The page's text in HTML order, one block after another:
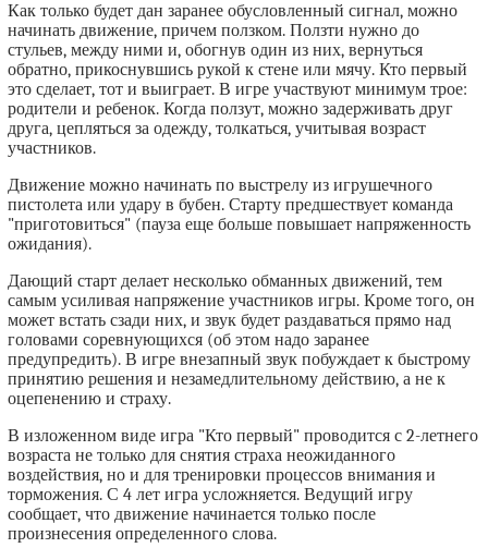
Как только будет дан заранее обусловленный сигнал, можно
начинать движение, причем ползком. Ползти нужно до
стульев, между ними и, обогнув один из них, вернуться
обратно, прикоснувшись рукой к стене или мячу. Кто первый
это сделает, тот и выиграет. В игре участвуют минимум трое:
родители и ребенок. Когда ползут, можно задерживать друг
друга, цепляться за одежду, толкаться, учитывая возраст
участников.
Движение можно начинать по выстрелу из игрушечного
пистолета или удару в бубен. Старту предшествует команда
"приготовиться" (пауза еще больше повышает напряженность
ожидания).
Дающий старт делает несколько обманных движений, тем
самым усиливая напряжение участников игры. Кроме того, он
может встать сзади них, и звук будет раздаваться прямо над
головами соревнующихся (об этом надо заранее
предупредить). В игре внезапный звук побуждает к быстрому
принятию решения и незамедлительному действию, а не к
оцепенению и страху.
В изложенном виде игра "Кто первый" проводится с 2-летнего
возраста не только для снятия страха неожиданного
воздействия, но и для тренировки процессов внимания и
торможения. С 4 лет игра усложняется. Ведущий игру
сообщает, что движение начинается только после
произнесения определенного слова.